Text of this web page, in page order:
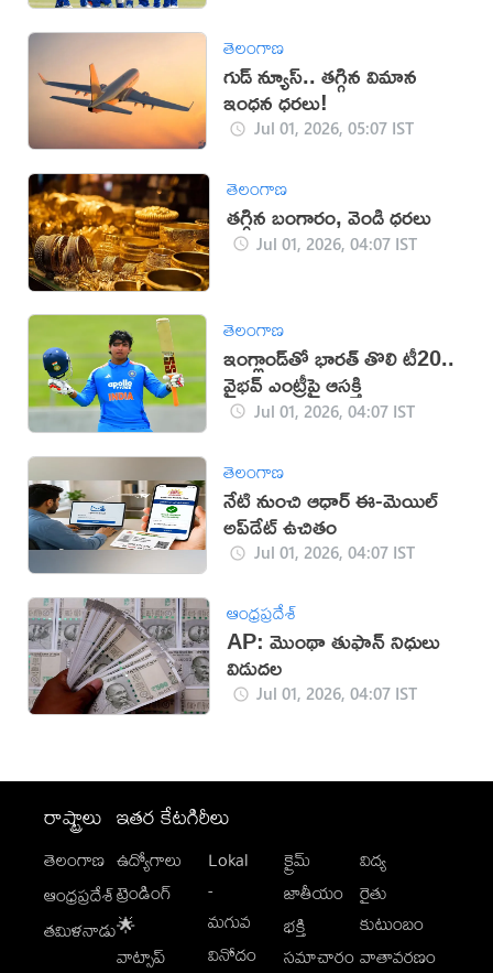
తెలంగాణ
గుడ్ న్యూస్.. తగ్గిన విమాన
ఇంధన ధరలు!
Jul 01, 2026, 05:07 IST
తెలంగాణ
తగ్గిన బంగారం, వెండి ధరలు
Jul 01, 2026, 04:07 IST
తెలంగాణ
ఇంగ్లాండ్‌తో భారత్ తొలి టీ20..
వైభవ్ ఎంట్రీపై ఆసక్తి
Jul 01, 2026, 04:07 IST
తెలంగాణ
నేటి నుంచి ఆధార్ ఈ-మెయిల్
అప్‌డేట్ ఉచితం
Jul 01, 2026, 04:07 IST
ఆంధ్రప్రదేశ్
AP: మొంథా తుఫాన్ నిధులు
విడుదల
Jul 01, 2026, 04:07 IST
రాష్ట్రాలు
తెలంగాణ
ఆంధ్రప్రదేశ్
తమిళనాడు
ఇతర కేటగిరీలు
ఉద్యోగాలు
ట్రెండింగ్
🌟
వాట్సాప్
Lokal
-
మగువ
వినోదం
క్రైమ్
జాతీయం
భక్తి
సమాచారం
విద్య
రైతు
కుటుంబం
వాతావరణం